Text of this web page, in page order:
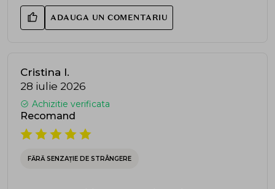
ADAUGA UN COMENTARIU
Cristina I.
28 iulie 2026
Achizitie verificata
Recomand
FĂRĂ SENZAȚIE DE STRÂNGERE